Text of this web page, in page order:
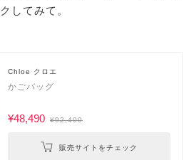
してみて。
Chloe クロエ
かごバッグ
¥48,490 ¥92,400
販売サイトをチェック